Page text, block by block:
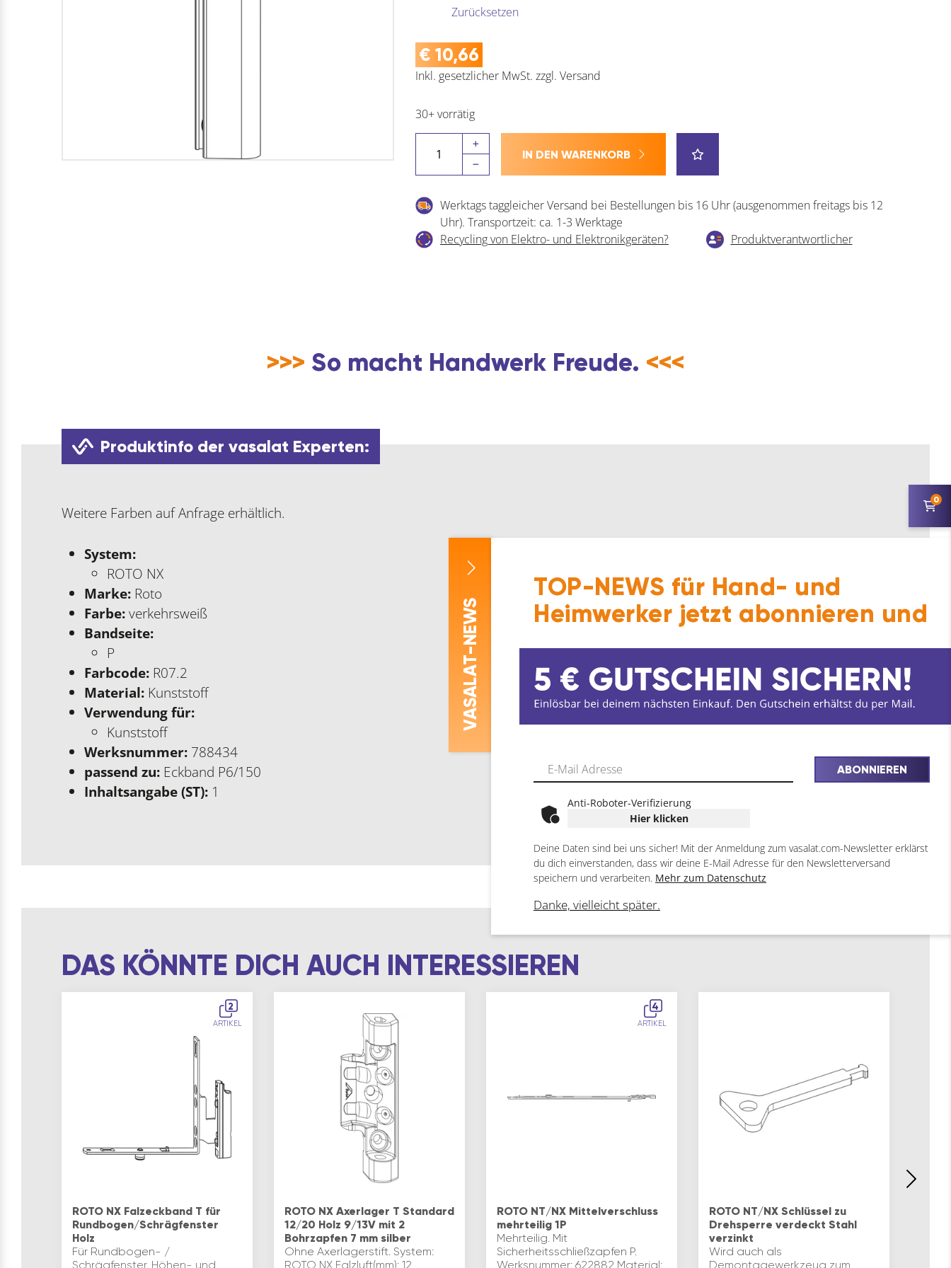
Zurücksetzen
€ 10,66
Inkl. gesetzlicher MwSt. zzgl. Versand
30+ vorrätig
Abdeckkappe
P
Menge
IN DEN WARENKORB
Werktags taggleicher Versand bei Bestellungen bis 16 Uhr (ausgenommen freitags bis 12
Uhr). Transportzeit: ca. 1-3 Werktage
Recycling von Elektro- und Elektronikgeräten?
Produktverantwortlicher
>>> So macht Handwerk Freude. <<<
Produktinfo der vasalat Experten:
Weitere Farben auf Anfrage erhältlich.
System:
ROTO NX
Marke: Roto
Farbe:verkehrsweiß
Bandseite:
P
Farbcode: R07.2
Material: Kunststoff
Verwendung für:
Kunststoff
Werksnummer: 788434
passend zu: Eckband P6/150
Inhaltsangabe (ST): 1
DAS KÖNNTE DICH AUCH INTERESSIEREN
2
ARTIKEL
ROTO NX Falzeckband T für
Rundbogen/Schrägfenster
Holz
Für Rundbogen- /
Schrägfenster. Höhen- und
ROTO NX Axerlager T Standard
12/20 Holz 9/13V mit 2
Bohrzapfen 7 mm silber
Ohne Axerlagerstift. System:
ROTO NX Falzluft(mm): 12
4
ARTIKEL
ROTO NT/NX Mittelverschluss
mehrteilig 1P
Mehrteilig. Mit
Sicherheitsschließzapfen P.
Werksnummer: 622882 Material:
ROTO NT/NX Schlüssel zu
Drehsperre verdeckt Stahl
verzinkt
Wird auch als
Demontagewerkzeug zum
0
V
ASALAT
-NEWS
TOP-NEWS für Hand- und
Heimwerker jetzt abonnieren und
ABONNIEREN
Anti-Roboter-Verifizierung
Hier klicken
Deine Daten sind bei uns sicher! Mit der Anmeldung zum vasalat.com-Newsletter erklärst
du dich einverstanden, dass wir deine E-Mail Adresse für den Newsletterversand
speichern und verarbeiten. Mehr zum Datenschutz
Danke, vielleicht später.